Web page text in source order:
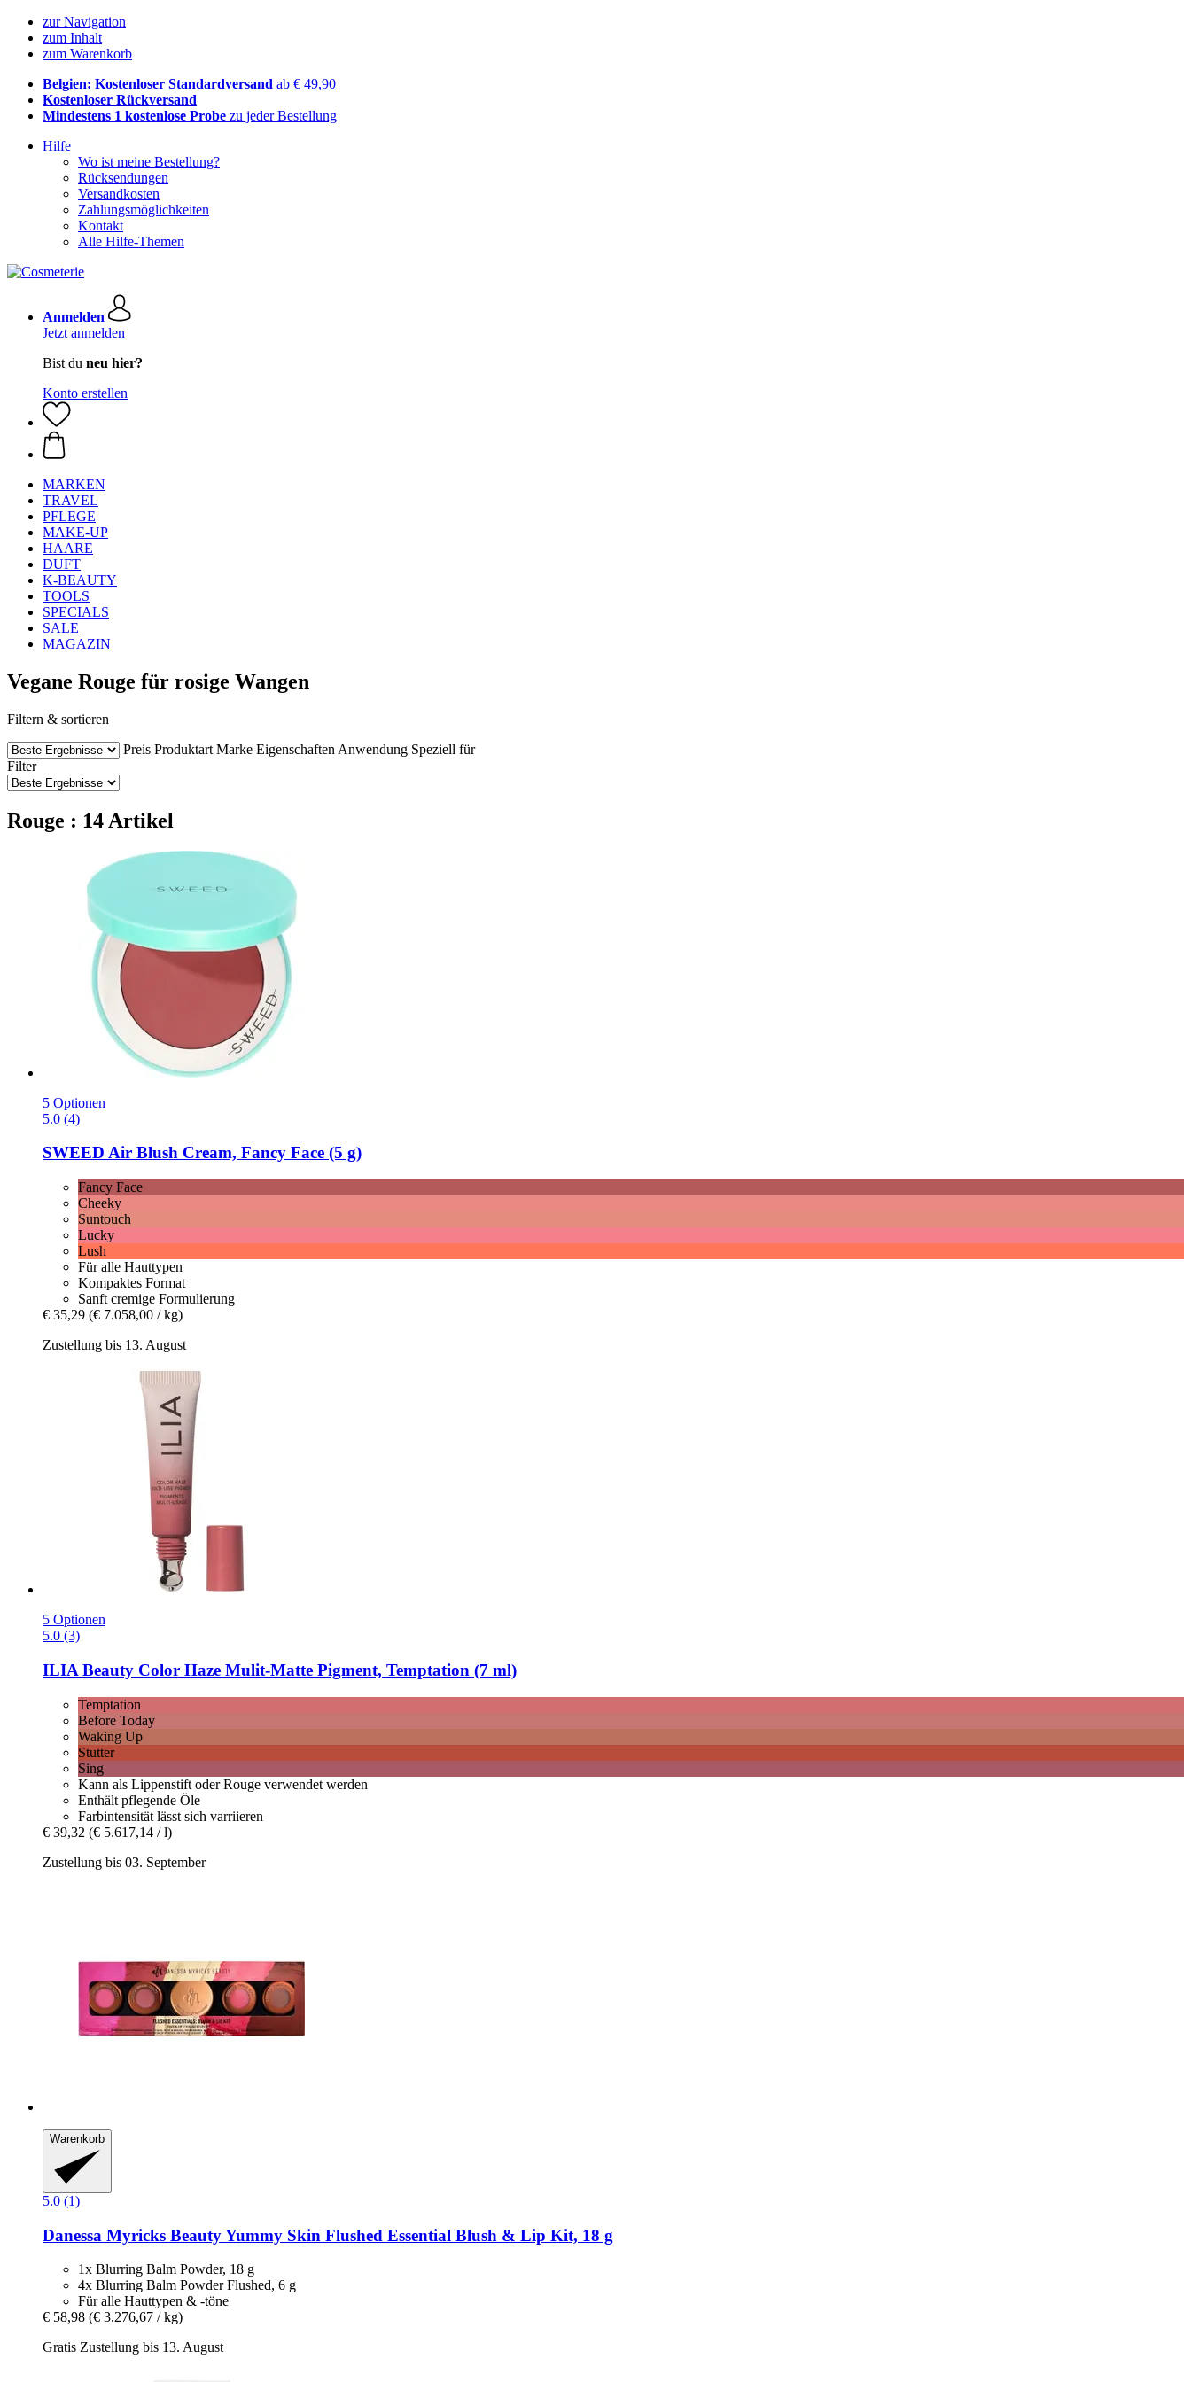
zur Navigation
zum Inhalt
zum Warenkorb
Belgien: Kostenloser Standardversand ab € 49,90
Kostenloser Rückversand
Mindestens 1 kostenlose Probe zu jeder Bestellung
Hilfe
Wo ist meine Bestellung?
Rücksendungen
Versandkosten
Zahlungsmöglichkeiten
Kontakt
Alle Hilfe-Themen
Anmelden
Jetzt anmelden
Bist du neu hier?
Konto erstellen
MARKEN
TRAVEL
PFLEGE
MAKE-UP
HAARE
DUFT
K-BEAUTY
TOOLS
SPECIALS
SALE
MAGAZIN
Vegane Rouge für rosige Wangen
Filtern & sortieren
Preis Produktart Marke Eigenschaften Anwendung Speziell für
Filter
Rouge : 14 Artikel
5 Optionen
5.0 (4)
SWEED Air Blush Cream, Fancy Face (5 g)
Fancy Face
Cheeky
Suntouch
Lucky
Lush
Für alle Hauttypen
Kompaktes Format
Sanft cremige Formulierung
€ 35,29 (€ 7.058,00 / kg)
Zustellung bis 13. August
5 Optionen
5.0 (3)
ILIA Beauty Color Haze Mulit-​Matte Pigment, Temptation (7 ml)
Temptation
Before Today
Waking Up
Stutter
Sing
Kann als Lippenstift oder Rouge verwendet werden
Enthält pflegende Öle
Farbintensität lässt sich varriieren
€ 39,32 (€ 5.617,14 / l)
Zustellung bis 03. September
Warenkorb
5.0 (1)
Danessa Myricks BeautyYummy Skin Flushed Essential Blush & Lip Kit, 18 g
1x Blurring Balm Powder, 18 g
4x Blurring Balm Powder Flushed, 6 g
Für alle Hauttypen & -töne
€ 58,98 (€ 3.276,67 / kg)
Gratis Zustellung bis 13. August